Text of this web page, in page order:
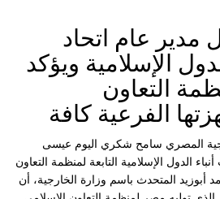
عام اتحاد
الإسلامية ويؤكد
التعاون
الفرعية كافة
المصري سامح شكري اليوم عيسى
الدول الإسلامية التابعة لمنظمة التعاون
أبوزيد المتحدث باسم وزارة الخارجية، أن